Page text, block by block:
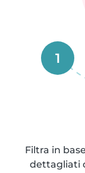
1
Filtra in
dettagliati